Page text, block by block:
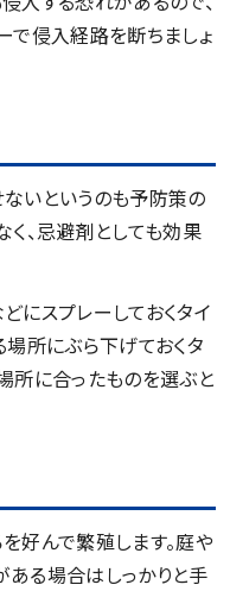
で侵入経路を断ちましょ
いというのも予防策の
く、忌避剤としても効果
にスプレーしておくタイ
場所にぶら下げておくタ
所に合ったものを選ぶと
好んで繁殖します。庭や
る場合はしっかりと手